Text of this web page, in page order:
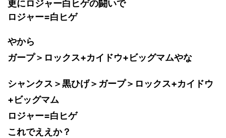
更にロジャー白ヒゲの闘いで
ロジャー=白ヒゲ
やから
ガープ＞ロックス+カイドウ+ビッグマムやな
シャンクス＞黒ひげ＞ガープ＞ロックス+カイドウ
+ビッグマム
ロジャー=白ヒゲ
これでええか？